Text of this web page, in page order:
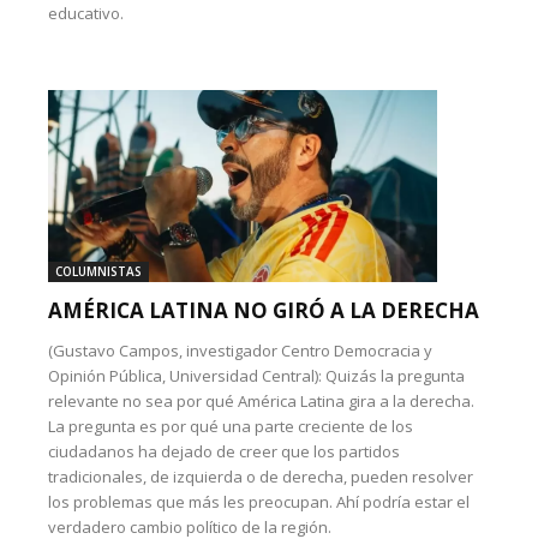
educativo.
COLUMNISTAS
AMÉRICA LATINA NO GIRÓ A LA DERECHA
(Gustavo Campos, investigador Centro Democracia y
Opinión Pública, Universidad Central): Quizás la pregunta
relevante no sea por qué América Latina gira a la derecha.
La pregunta es por qué una parte creciente de los
ciudadanos ha dejado de creer que los partidos
tradicionales, de izquierda o de derecha, pueden resolver
los problemas que más les preocupan. Ahí podría estar el
verdadero cambio político de la región.